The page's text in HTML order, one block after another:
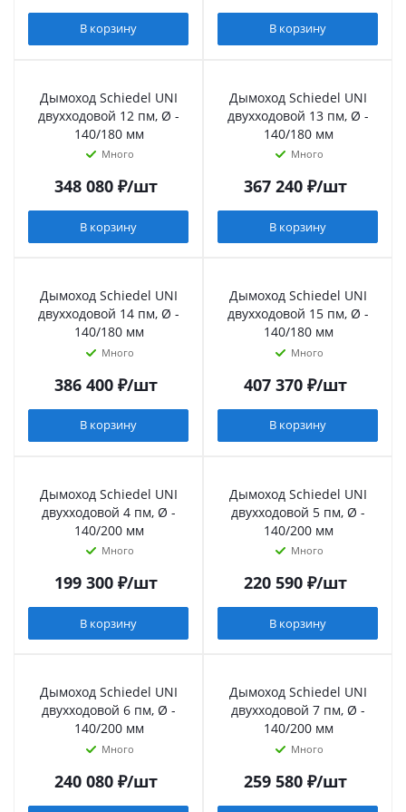
В корзину В корзину
Дымоход Schiedel UNI
двухходовой 12 пм, Ø -
140/180 мм
Много
348 080₽/шт
В корзину
Дымоход Schiedel UNI
двухходовой 13 пм, Ø -
140/180 мм
Много
367 240₽/шт
В корзину
Дымоход Schiedel UNI
двухходовой 14 пм, Ø -
140/180 мм
Много
386 400₽/шт
В корзину
Дымоход Schiedel UNI
двухходовой 15 пм, Ø -
140/180 мм
Много
407 370₽/шт
В корзину
Дымоход Schiedel UNI
двухходовой 4 пм, Ø -
140/200 мм
Много
199 300₽/шт
В корзину
Дымоход Schiedel UNI
двухходовой 5 пм, Ø -
140/200 мм
Много
220 590₽/шт
В корзину
Дымоход Schiedel UNI
двухходовой 6 пм, Ø -
140/200 мм
Много
240 080₽/шт
Дымоход Schiedel UNI
двухходовой 7 пм, Ø -
140/200 мм
Много
259 580₽/шт